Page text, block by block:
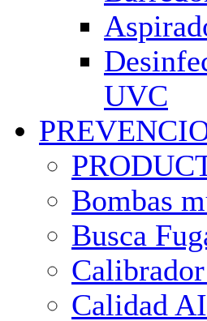
UVC
Bombas
Busca
Calidad